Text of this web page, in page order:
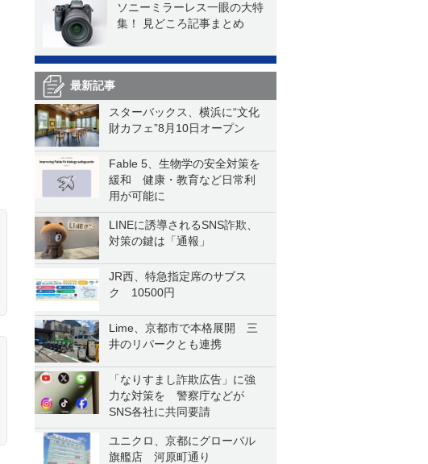
ソニーミラーレス一眼の大特
集！ 見どころ記事まとめ
最新記事
スターバックス、横浜に“文化
財カフェ”8月10日オープン
Fable 5、生物学の安全対策を
緩和 健康・教育など日常利
用が可能に
LINEに誘導されるSNS詐欺、
対策の鍵は「通報」
JR西、特急指定席のサブス
ク 10500円
Lime、京都市で本格展開 三
井のリパークとも連携
「なりすまし詐欺広告」に強
力な対策を 警察庁などが
SNS各社に共同要請
ユニクロ、京都にグローバル
旗艦店 河原町通り